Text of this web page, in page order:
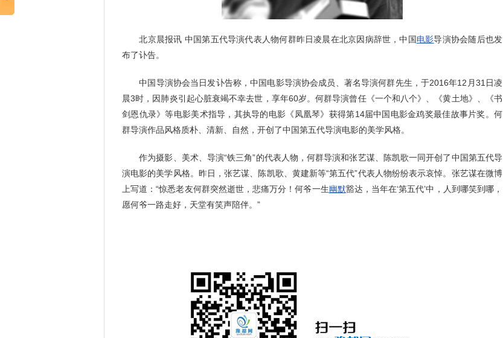
北京晨报讯 中国第五代导演代表人物何群昨日凌晨在北京因病辞世，中国电影导演协会随后也发
布了讣告。
中国导演协会当日发讣告称，中国电影导演协会成员、著名导演何群先生，于2016年12月31日凌
晨3时，因肺炎引起心脏衰竭不幸去世，享年60岁。何群导演曾任《一个和八个》、《黄土地》、《书
剑恩仇录》等电影美术指导，其执导的电影《凤凰琴》获得第14届中国电影金鸡奖最佳故事片奖。何
群导演作品风格质朴、清新、自然，开创了中国第五代导演电影的美学风格。
作为摄影、美术、导演“铁三角”的代表人物，何群导演和张艺谋、陈凯歌一同开创了中国第五代导
演电影的美学风格。昨日，张艺谋、陈凯歌、黄建新等“第五代”代表人物纷纷表示哀悼。张艺谋在微博
上写道：“惊悉老友何群突然逝世，悲痛万分！何爷一生幽默豁达，当年在‘第五代’中，人到哪笑到哪，
愿何爷一路走好，天堂有笑声陪伴。”